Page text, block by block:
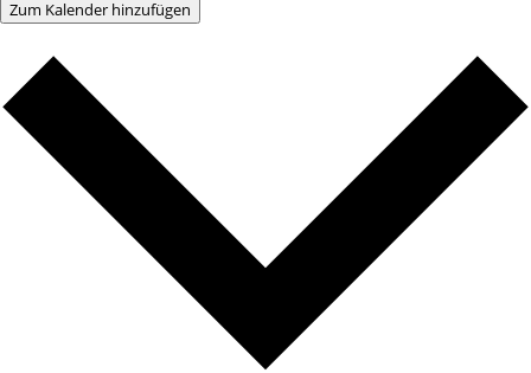
Zum Kalender hinzufügen